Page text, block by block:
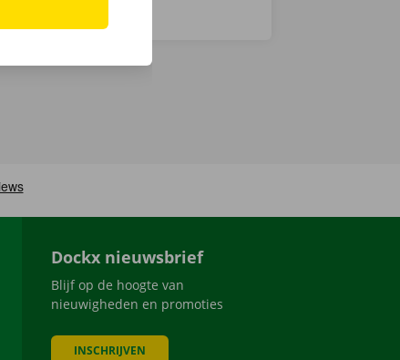
Dockx nieuwsbrief
Blijf op de hoogte van
nieuwigheden en promoties
INSCHRIJVEN